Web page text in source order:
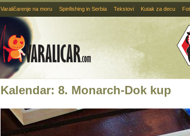
Varaličarenje na moru Spinfishing in Serbia Tekstovi Kutak za decu
Kalendar: 8. Monarch-Dok kup